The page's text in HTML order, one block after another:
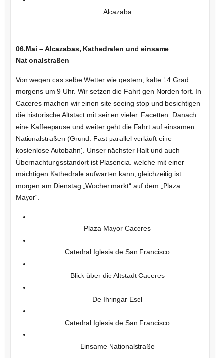
Alcazaba
06.Mai – Alcazabas, Kathedralen und einsame
Nationalstraßen
Von wegen das selbe Wetter wie gestern, kalte 14 Grad
morgens um 9 Uhr. Wir setzen die Fahrt gen Norden fort. In
Caceres machen wir einen site seeing stop und besichtigen
die historische Altstadt mit seinen vielen Facetten. Danach
eine Kaffeepause und weiter geht die Fahrt auf einsamen
Nationalstraßen (Grund: Fast parallel verläuft eine
kostenlose Autobahn). Unser nächster Halt und auch
Übernachtungsstandort ist Plasencia, welche mit einer
mächtigen Kathedrale aufwarten kann, gleichzeitig ist
morgen am Dienstag „Wochenmarkt“ auf dem „Plaza
Mayor“.
Plaza Mayor Caceres
Catedral Iglesia de San Francisco
Blick über die Altstadt Caceres
De Ihringar Esel
Catedral Iglesia de San Francisco
Einsame Nationalstraße